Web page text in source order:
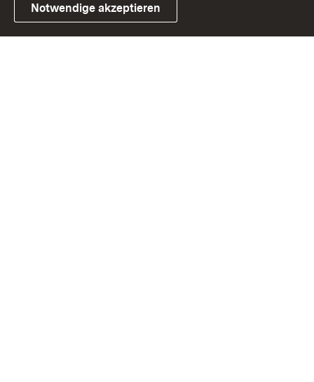
Link zum Landesportal
Notwendige akzeptieren